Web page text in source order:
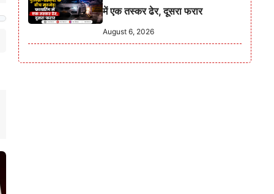
में एक तस्कर ढेर, दूसरा फरार
August 6, 2026